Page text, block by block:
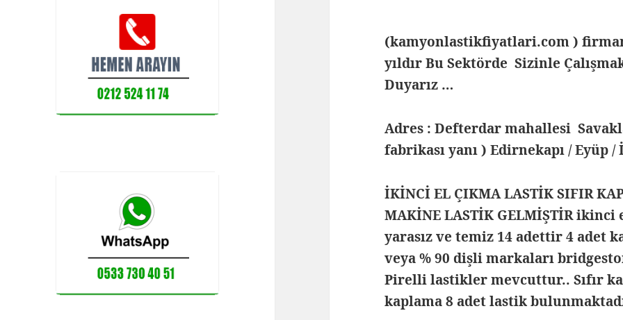
(kamyonlastikfiyatlari.com )
yıldır Bu Sektörde Sizinle
Duyarız …
Adres : Defterdar mahallesi
fabrikası yanı ) Edirnekapı / Eyüp
İKİNCİ EL ÇIKMA LASTİK SIFIR
MAKİNE LASTİK GELMİŞTİR ikinci
yarasız ve temiz 14 adettir 4 adet
veya % 90 dişli markaları
Pirelli lastikler mevcuttur.. Sıfır
kaplama 8 adet lastik